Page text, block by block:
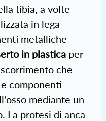
tibia, a volte
in lega
metalliche
in plastica per
che
componenti
mediante un
La protesi di anca